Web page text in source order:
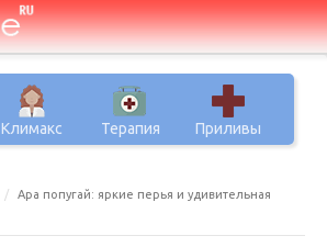
Климакс Терапия Приливы
Ара попугай: яркие перья и удивительная